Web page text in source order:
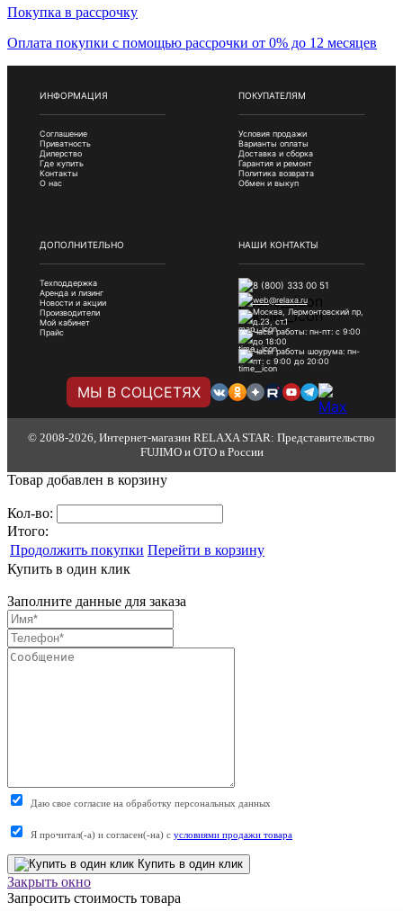
Покупка в рассрочку
Оплата покупки с помощью рассрочки от 0% до 12 месяцев
ИНФОРМАЦИЯ
Соглашение
Приватность
Дилерство
Где купить
Контакты
О нас
ПОКУПАТЕЛЯМ
Условия продажи
Варианты оплаты
Доставка и сборка
Гарантия и ремонт
Политика возврата
Обмен и выкуп
ДОПОЛНИТЕЛЬНО
Техподдержка
Аренда и лизинг
Новости и акции
Производители
Мой кабинет
Прайс
НАШИ КОНТАКТЫ
8 (800) 333 00 51
web@relaxa.ru
Москва, Лермонтовский пр,
д.23, ст.1
Часы работы: пн-пт: с 9:00
до 18:00
Часы работы шоурума: пн-
пт: с 9:00 до 20:00
МЫ В СОЦСЕТЯХ
© 2008-2026, Интернет-магазин RELAXA STAR: Представительство
FUJIMO и OTO в России
Товар добавлен в корзину
Кол-во:
Итого:
Продолжить покупки Перейти в корзину
Купить в один клик
Заполните данные для заказа
Даю свое согласие на обработку персональных данных
Я прочитал(-а) и согласен(-на) с условиями продажи товара
Купить в один клик
Закрыть окно
Запросить стоимость товара